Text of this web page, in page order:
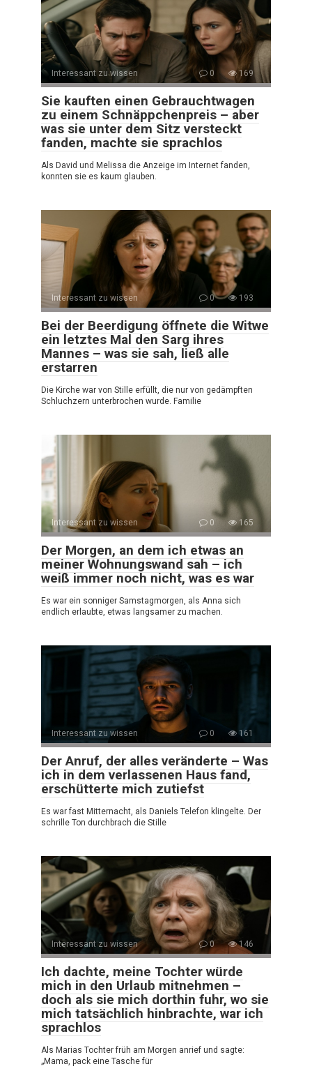
Interessant zu wissen 0 169
Sie kauften einen Gebrauchtwagen
zu einem Schnäppchenpreis – aber
was sie unter dem Sitz versteckt
fanden, machte sie sprachlos
Als David und Melissa die Anzeige im Internet fanden,
konnten sie es kaum glauben.
Interessant zu wissen 0 193
Bei der Beerdigung öffnete die Witwe
ein letztes Mal den Sarg ihres
Mannes – was sie sah, ließ alle
erstarren
Die Kirche war von Stille erfüllt, die nur von gedämpften
Schluchzern unterbrochen wurde. Familie
Interessant zu wissen 0 165
Der Morgen, an dem ich etwas an
meiner Wohnungswand sah – ich
weiß immer noch nicht, was es war
Es war ein sonniger Samstagmorgen, als Anna sich
endlich erlaubte, etwas langsamer zu machen.
Interessant zu wissen 0 161
Der Anruf, der alles veränderte – Was
ich in dem verlassenen Haus fand,
erschütterte mich zutiefst
Es war fast Mitternacht, als Daniels Telefon klingelte. Der
schrille Ton durchbrach die Stille
Interessant zu wissen 0 146
Ich dachte, meine Tochter würde
mich in den Urlaub mitnehmen –
doch als sie mich dorthin fuhr, wo sie
mich tatsächlich hinbrachte, war ich
sprachlos
Als Marias Tochter früh am Morgen anrief und sagte:
„Mama, pack eine Tasche für